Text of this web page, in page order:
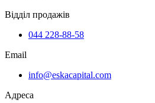
Відділ продажів
044 228-88-58
Email
info@eskacapital.com
Адреса